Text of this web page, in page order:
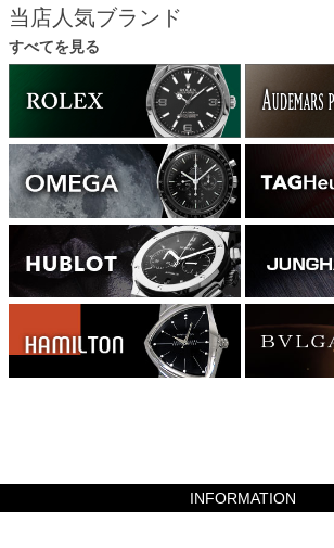
当店人気ブランド
すべてを見る
INFORMATION